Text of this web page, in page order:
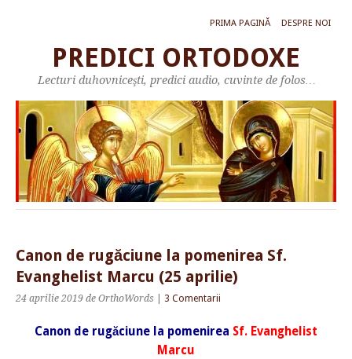
PRIMA PAGINĂ DESPRE NOI
PREDICI ORTODOXE
Lecturi duhovniceşti, predici audio, cuvinte de folos…
Canon de rugăciune la pomenirea Sf.
Evanghelist Marcu (25 aprilie)
24 aprilie 2019 de OrthoWords 3 Comentarii
Canon de rugăciune la pomenirea Sf. Evanghelist
Marcu